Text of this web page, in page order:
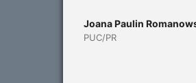
Joana Paulin
PUC/PR